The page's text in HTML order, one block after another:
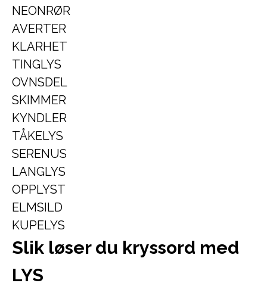
NEONRØR
AVERTER
KLARHET
TINGLYS
OVNSDEL
SKIMMER
KYNDLER
TÅKELYS
SERENUS
LANGLYS
OPPLYST
ELMSILD
KUPELYS
Slik løser du kryssord med
LYS